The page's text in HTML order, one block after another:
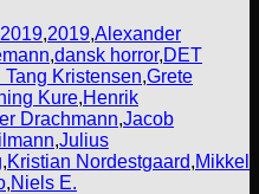
,2019,Alexander
,dansk horror,DET
Tang Kristensen,Grete
Kure,Henrik
Drachmann,Jacob
,Julius
,Kristian Nordestgaard,Mikkel
,Niels E.